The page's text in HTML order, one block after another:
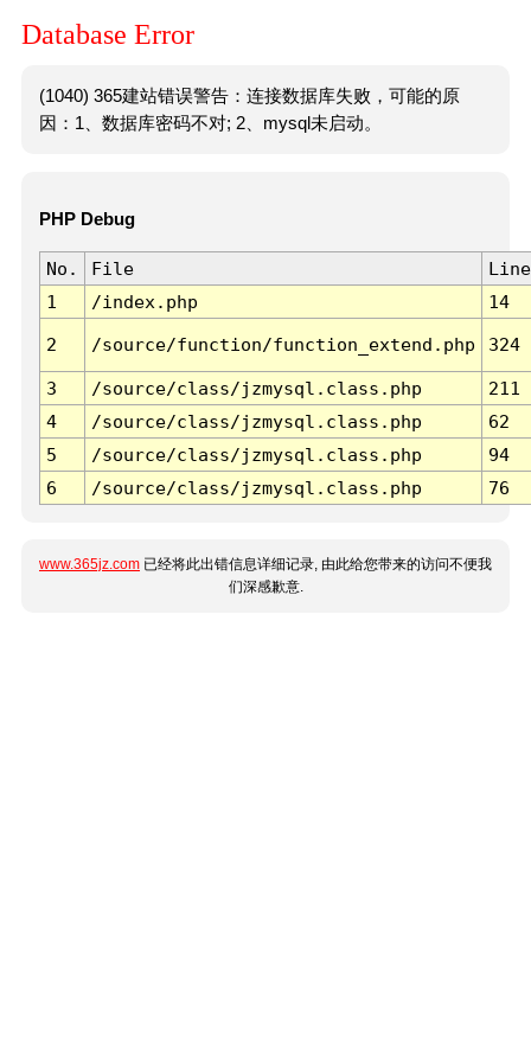
Database Error
(1040) 365建站错误警告：连接数据库失败，可能的原
因：1、数据库密码不对; 2、mysql未启动。
PHP Debug
No. File
Line
1
/index.php 14
2 /source/function/function_extend.php 324
3 /source/class/jzmysql.class.php
211
4
/source/class/jzmysql.class.php
62
5
/source/class/jzmysql.class.php
94
6
/source/class/jzmysql.class.php 76
www.365jz.com 已经将此出错信息详细记录, 由此给您带来的访问不便我
们深感歉意.